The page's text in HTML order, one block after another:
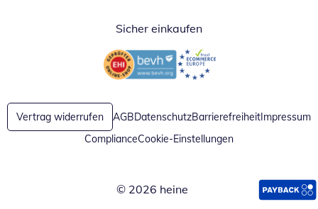
Sicher einkaufen
Öffnet in neuem FensterÖffnet in neuem Fenster
Vertrag widerrufen AGBDatenschutzBarrierefreiheitImpressum
ComplianceCookie-Einstellungen
© 2026 heine